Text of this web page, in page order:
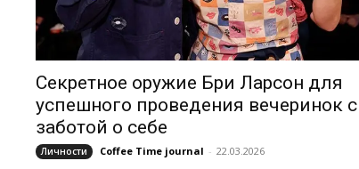
Секретное оружие Бри Ларсон для
успешного проведения вечеринок с
заботой о себе
Личности Coffee Time journal - 22.03.2026